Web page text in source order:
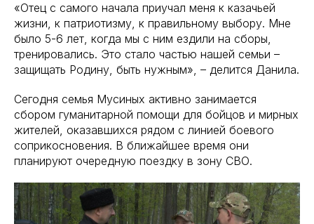
«Отец с самого начала приучал меня к казачьей
жизни, к патриотизму, к правильному выбору. Мне
было 5-6 лет, когда мы с ним ездили на сборы,
тренировались. Это стало частью нашей семьи –
защищать Родину, быть нужным», – делится Данила.
Сегодня семья Мусиных активно занимается
сбором гуманитарной помощи для бойцов и мирных
жителей, оказавшихся рядом с линией боевого
соприкосновения. В ближайшее время они
планируют очередную поездку в зону СВО.